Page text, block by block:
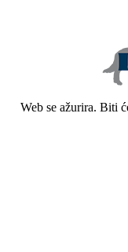
Web se ažurira. Biti